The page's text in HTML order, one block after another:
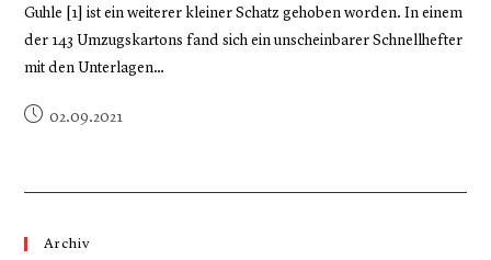
Guhle [1] ist ein weiterer kleiner Schatz gehoben worden. In einem
der 143 Umzugskartons fand sich ein unscheinbarer Schnellhefter
mit den Unterlagen…
02.09.2021
Archiv